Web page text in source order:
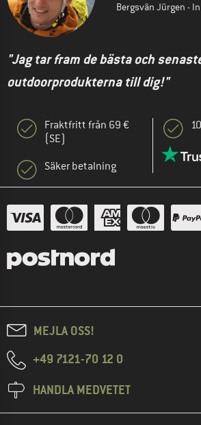
Bergsvän Jürgen -
"Jag tar fram de bästa och
outdoorprodukterna till dig!"
Fraktfritt från 69 €
(SE)
Säker betalning
MEJLA OSS!
+49 7121-70 12 0
HANDLA MEDVETET